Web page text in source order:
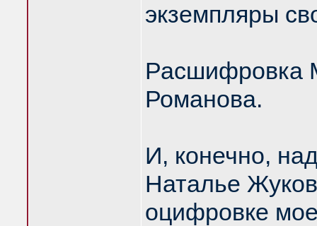
экземпляры
Расшифровка
Романова.
И, конечно,
Наталье
оцифровке